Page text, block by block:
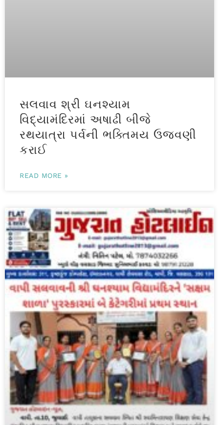
સલવાવ શ્રી ઘનશ્યામ
વિદ્યામંદિરમાં અષાઢી બીજે
રથયાત્રા પર્વની ભક્તિમય ઉજવણી
કરાઈ
READ MORE »